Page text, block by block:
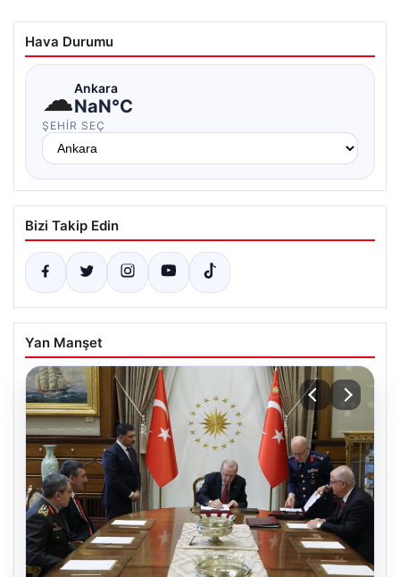
Hava Durumu
☁Ankara
NaN°C
ŞEHIR SEÇ
Bizi Takip Edin
Yan Manşet